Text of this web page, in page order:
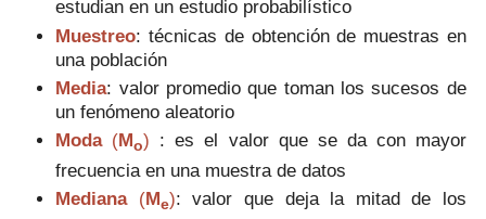
estudian en un estudio probabilístico
Muestreo: técnicas de obtención de muestras en
una población
Media: valor promedio que toman los sucesos de
un fenómeno aleatorio
Moda (Mo)
: es el valor que se da con mayor
frecuencia en una muestra de datos
Mediana (Me): valor que deja la mitad de los